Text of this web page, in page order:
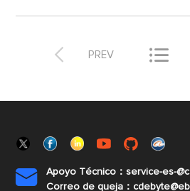
 PREV 

Apoyo Técnico：service-es-
Correo de queja：